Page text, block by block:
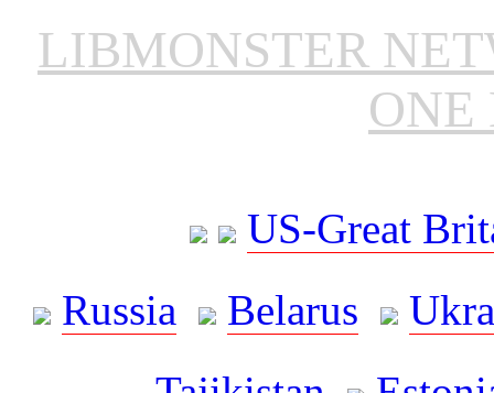
LIBMONSTER
ONE
US-Great
Russia
Belarus